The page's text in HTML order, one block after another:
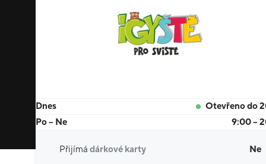
Dnes
Otevřeno do
Po – Ne
9:00 –
Přijímá dárkové karty Ne